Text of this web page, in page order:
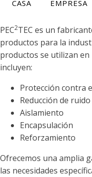
CASA EMPRESA
PEC2TEC es un
productos para la
productos se utilizan en
incluyen:
Protección contra
Reducción de ruido
Aislamiento
Encapsulación
Reforzamiento
Ofrecemos una amplia
las necesidades